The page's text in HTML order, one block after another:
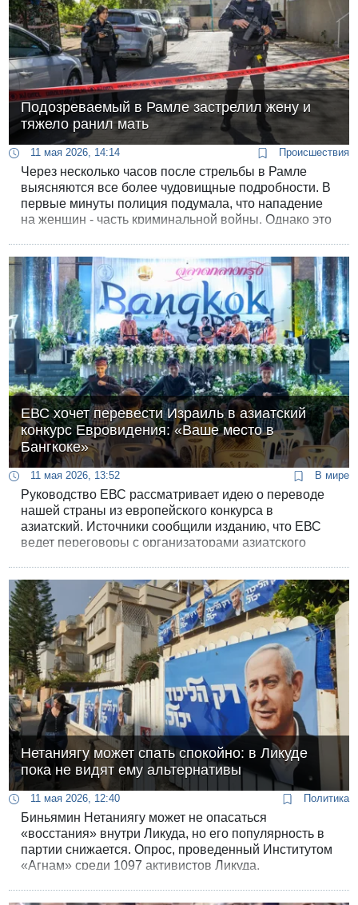
Подозреваемый в Рамле застрелил жену и
тяжело ранил мать
11 мая 2026, 14:14 Происшествия
Через несколько часов после стрельбы в Рамле
выясняются все более чудовищные подробности. В
первые минуты полиция подумала, что нападение
на женщин - часть криминальной войны. Однако это
ЕВС хочет перевести Израиль в азиатский
конкурс Евровидения: «Ваше место в
Бангкоке»
11 мая 2026, 13:52 В мире
Руководство ЕВС рассматривает идею о переводе
нашей страны из европейского конкурса в
азиатский. Источники сообщили изданию, что ЕВС
ведет переговоры с организаторами азиатского
Нетаниягу может спать спокойно: в Ликуде
пока не видят ему альтернативы
11 мая 2026, 12:40 Политика
Биньямин Нетаниягу может не опасаться
«восстания» внутри Ликуда, но его популярность в
партии снижается. Опрос, проведенный Институтом
«Агнам» среди 1097 активистов Ликуда,